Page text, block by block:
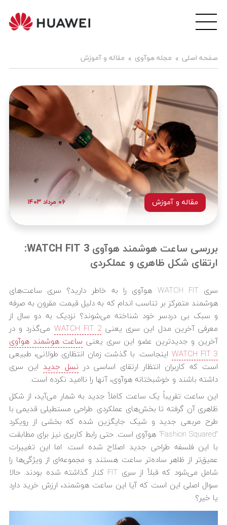
صفحه اصلی مجله هوآوی مقاله و آموزش
۰۶ مرداد ۱۴۰۳ مقاله و آموزش
بررسی ساعت هوشمند هوآوی WATCH FIT 3:
ارتقای شکل ظاهری و عملکردی
سری WATCH FIT هوآوی را به خاطر دارید؟ سری ساعت‌های
هوشمند متمرکز بر تناسب اندام که به دلیل قیمت مقرون به صرفه
و سبک بی دردسر خود شناخته می‌شوند؟ نزدیک به دو سال از
معرفی آخرین مدل این سری یعنیWATCH FIT 2 می‌گذرد و در
آخرین و جدیدترین عضو این سری یعنی ساعت هوشمند هوآوی
WATCH FIT 3 اینجاست. با گذشت زمان انتظاری طولانی، طبیعی
است که کاربران انتظار ارتقای اساسی در نسل جدید این سری
داشته باشند و خوشبختانه هوآوی، آنها را ناامید نکرده است.
این ساعت تقریباً یک ساعت کاملاً جدید به شمار می‌آید، از شکل
ظاهری آن گرفته تا بخش‌های عملکردی. طراحی مستطیلی قدیمی با
طرح مربعی جدید و شیک جایگزین شده که بخشی از رویکرد
“Fashion Squared” هوآوی است. حتی رابط کاربری نیز برای مطابقت
با این فلسفه طراحی جدید اصلاح شده است. اما این تغییرات
عمیق‌تر از ظاهر ساده‌‌تر ساعت هستند و مجموعه‌ای از ویژگی‌ها را
شامل می‌شود که قبلاً از سری FIT کنار گذاشته شده بودند. حالا
سوال اصلی این است که آیا این ساعت هوشمند، ارزش خرید دارد
یا خیر؟